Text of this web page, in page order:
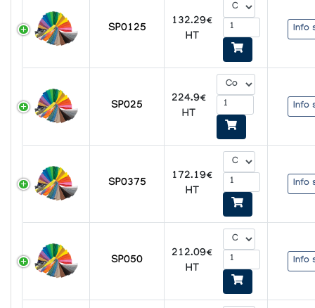
SP0125
132.29€
HT
Info
SP025
224.9€
HT
Info
SP0375
172.19€
HT
Info
SP050
212.09€
HT
Info